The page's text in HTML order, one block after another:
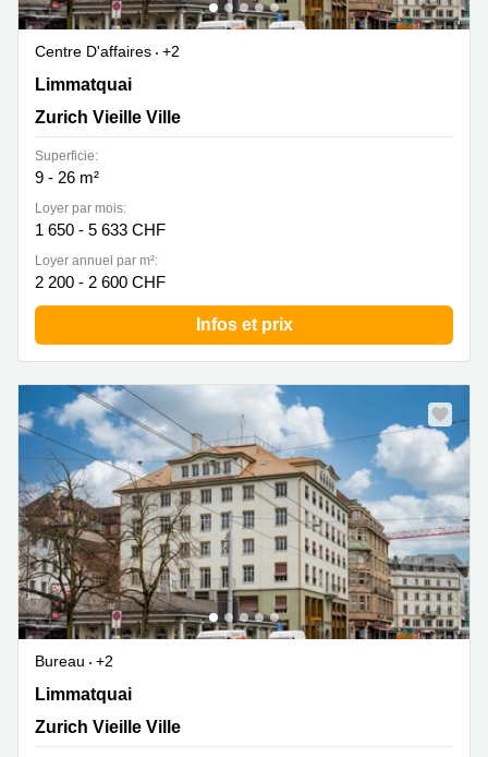
Centre D'affaires
+2
Limmatquai 4, Zurich Vieille Ville
Limmatquai
Zurich Vieille Ville
Superficie:
9 - 26 m²
Loyer par mois:
1 650 - 5 633 CHF
Loyer annuel par m²:
2 200 - 2 600 CHF
Infos et prix
Bureau
+2
Limmatquai 4, Zurich Vieille Ville
Limmatquai
Zurich Vieille Ville